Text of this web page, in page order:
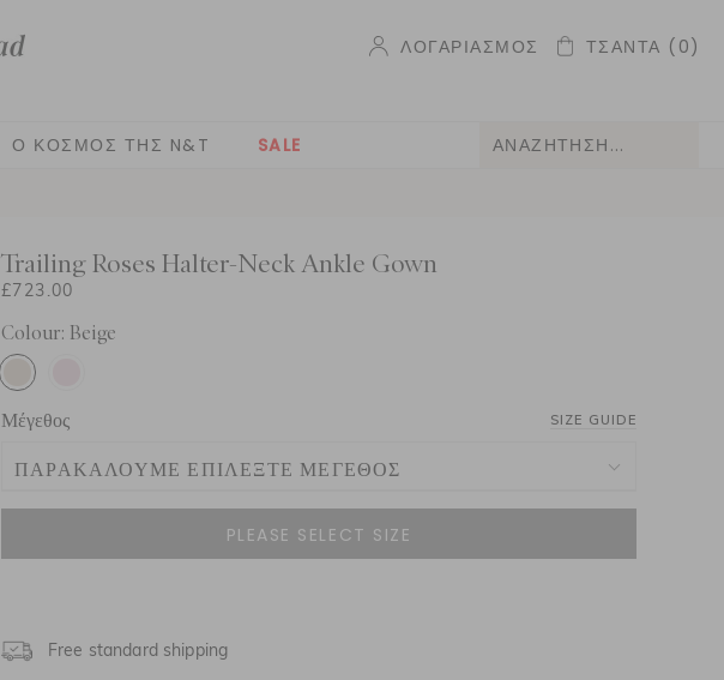
ΛΟΓΑΡΙΑΣΜΌΣ ΤΣΆΝΤΑ (0)
Ο ΚΌΣΜΟΣ ΤΗΣ N&T SALE
Trailing Roses Halter-Neck Ankle Gown
£723.00
Colour: Beige
Μέγεθος SIZE GUIDE
ΠΑΡΑΚΑΛΟΎΜΕ ΕΠΙΛΈΞΤΕ ΜΈΓΕΘΟΣ
ΗΝΩΜΈΝΟ ΒΑΣΊΛΕΙΟ 4
NOTIFY ME WHEN AVAILABLE
Free standard shipping